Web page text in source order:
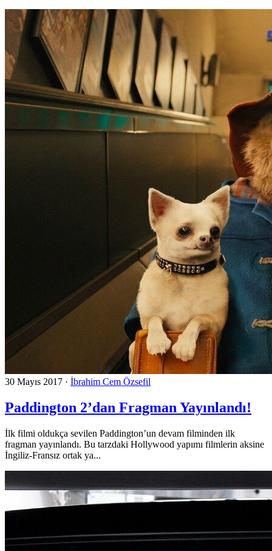
30 Mayıs 2017 · İbrahim Cem Özsefil
Paddington 2’dan Fragman Yayınlandı!
İlk filmi oldukça sevilen Paddington’un devam filminden ilk
fragman yayınlandı. Bu tarzdaki Hollywood yapımı filmlerin aksine
İngiliz-Fransız ortak ya...